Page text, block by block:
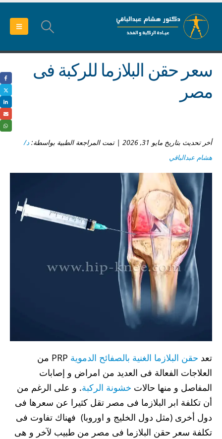
سعر حقن البلازما للركبة فى
مصر
أخر تحديث بتاريخ مايو 31, 2026 | تمت المراجعة الطبية بواسطة:
د/
هشام عبدالباقي
تعد حقن البلازما الغنية بالصفائح الدموية
PRP من
العلاجات الفعالة فى العديد من امراض و إصابات
المفاصل و منها حالات خشونة الركبة. و على الرغم من
أن تكلفة ابر البلازما فى مصر تقل كثيرا عن سعرها فى
دول أخرى (مثل دول الخليج و اوروبا) فهناك تفاوت فى
تكلفة سعر حقن البلازما فى مصر من طبيب لآخر و هى